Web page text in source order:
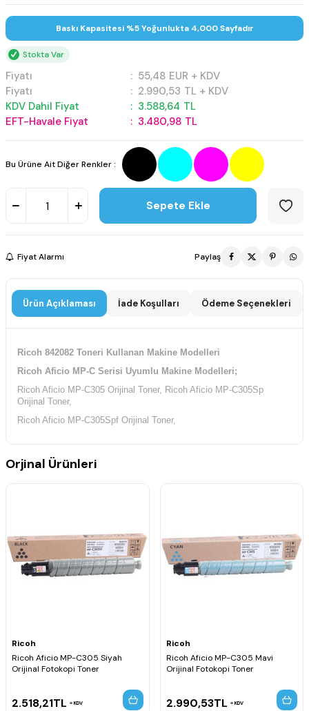
Baskı Kapasitesi %5 Yoğunlukta 4,000 Sayfadır
Stokta Var
Fiyatı : 55,48 EUR + KDV
Fiyatı
: 2.990,53 TL + KDV
KDV Dahil Fiyat
: 3.588,64 TL
EFT-Havale Fiyat
: 3.480,98 TL
Bu Ürüne Ait Diğer Renkler :
Sepete Ekle
Fiyat Alarmı Paylaş
Ürün Açıklaması İade Koşulları Ödeme Seçenekleri
Ricoh 842082 Toneri Kullanan Makine Modelleri
Ricoh Aficio MP-C Serisi Uyumlu Makine Modelleri;
Ricoh Aficio MP-C305 Orijinal Toner, Ricoh Aficio MP-C305Sp
Orijinal Toner,
Ricoh Aficio MP-C305Spf Orijinal Toner,
Orjinal Ürünleri
Ricoh
Ricoh Aficio MP-C305 Siyah
Orijinal Fotokopi Toner
2.518,21TL KDV
Ricoh
Ricoh Aficio MP-C305 Mavi
Orijinal Fotokopi Toner
2.990,53TL KDV